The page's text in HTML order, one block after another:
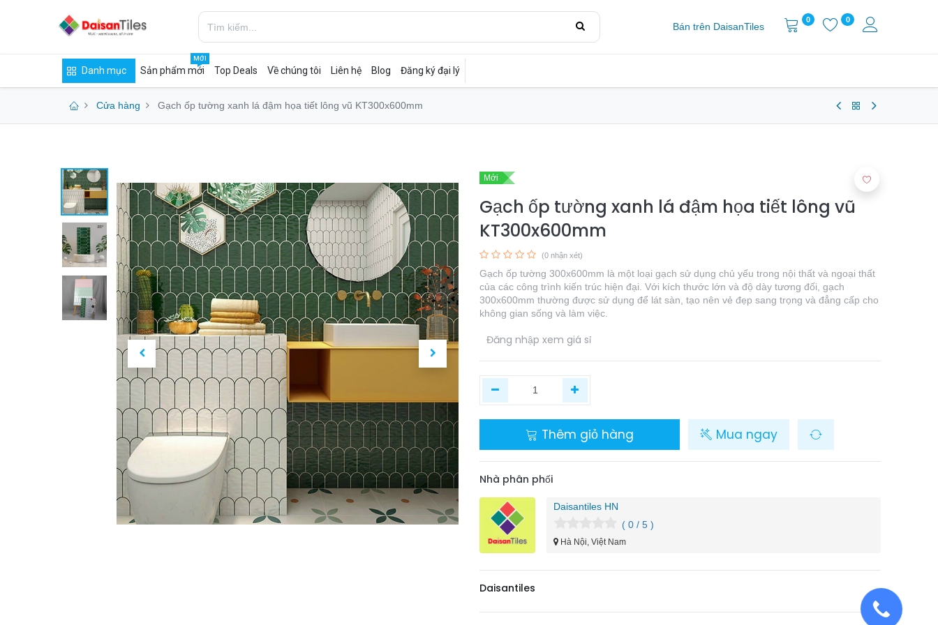
Bán trên DaisanTiles
0 0
Danh mục Sản phẩm mới
MỚI
Top Deals Về chúng tôi Liên hệ Blog Đăng ký đại lý
Cửa hàng Gạch ốp tường xanh lá đậm họa tiết lông vũ KT300x600mm
Mới
Gạch ốp tường xanh lá đậm họa tiết lông vũ
KT300x600mm
(0 nhận xét)
Gạch ốp tường 300x600mm là một loại gạch sử dụng chủ yếu trong nội thất và ngoại thất
của các công trình kiến trúc hiện đại. Với kích thước lớn và độ dày tương đối, gạch
300x600mm thường được sử dụng để lát sàn, tạo nên vẻ đẹp sang trọng và đẳng cấp cho
không gian sống và làm việc.
Đăng nhập xem giá sỉ
Thêm giỏ hàng Mua ngay
Nhà phân phối
Daisantiles HN
( 0 / 5 )
Hà Nội, Việt Nam
Daisantiles